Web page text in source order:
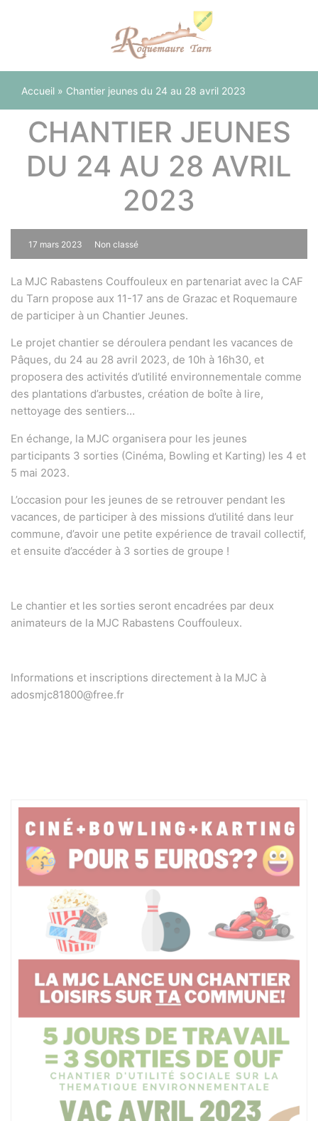
Accueil » Chantier jeunes du 24 au 28 avril 2023
CHANTIER JEUNES
DU 24 AU 28 AVRIL
2023
17 mars 2023 Non classé
La MJC Rabastens Couffouleux en partenariat avec la CAF
du Tarn propose aux 11-17 ans de Grazac et Roquemaure
de participer à un Chantier Jeunes.
Le projet chantier se déroulera pendant les vacances de
Pâques, du 24 au 28 avril 2023, de 10h à 16h30, et
proposera des activités d’utilité environnementale comme
des plantations d’arbustes, création de boîte à lire,
nettoyage des sentiers…
En échange, la MJC organisera pour les jeunes
participants 3 sorties (Cinéma, Bowling et Karting) les 4 et
5 mai 2023.
L’occasion pour les jeunes de se retrouver pendant les
vacances, de participer à des missions d’utilité dans leur
commune, d’avoir une petite expérience de travail collectif,
et ensuite d’accéder à 3 sorties de groupe !
Le chantier et les sorties seront encadrées par deux
animateurs de la MJC Rabastens Couffouleux.
Informations et inscriptions directement à la MJC à
adosmjc81800@free.fr